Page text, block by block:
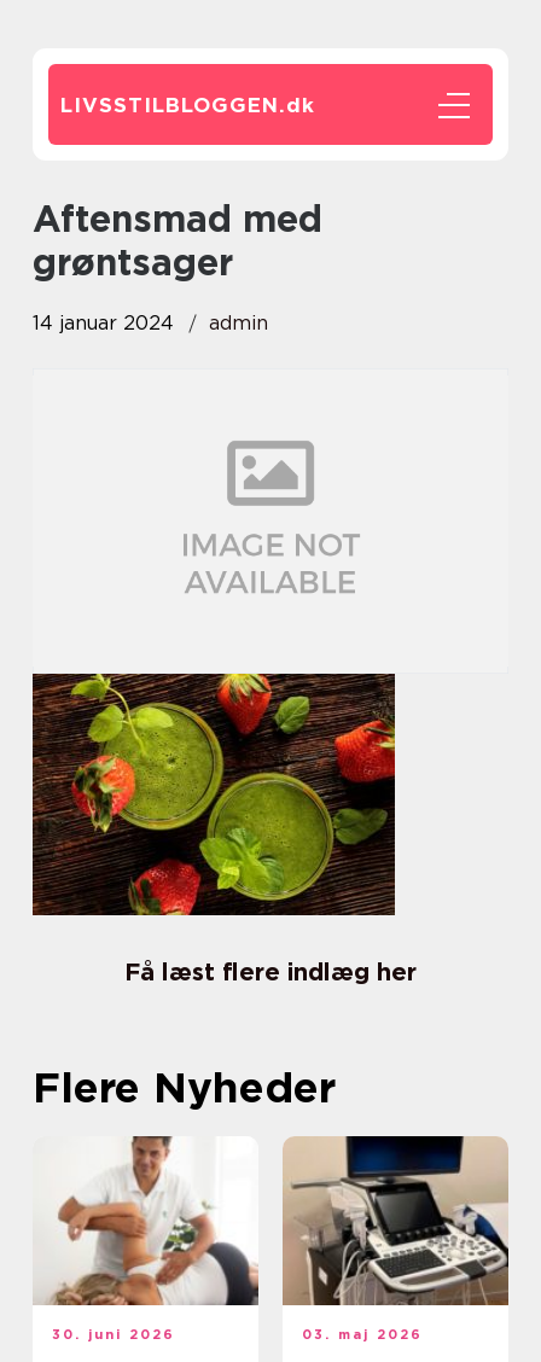
LIVSSTILBLOGGEN.dk
aftensmad med
grøntsager
14 januar 2024 admin
Få læst flere indlæg her
Flere Nyheder
30. juni 2026 03. maj 2026